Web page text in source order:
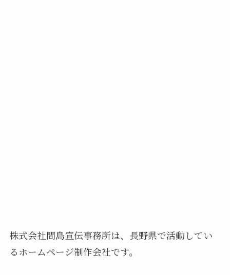
株式会社間島宣伝事務所は、長野県で活動してい
るホームページ制作会社です。